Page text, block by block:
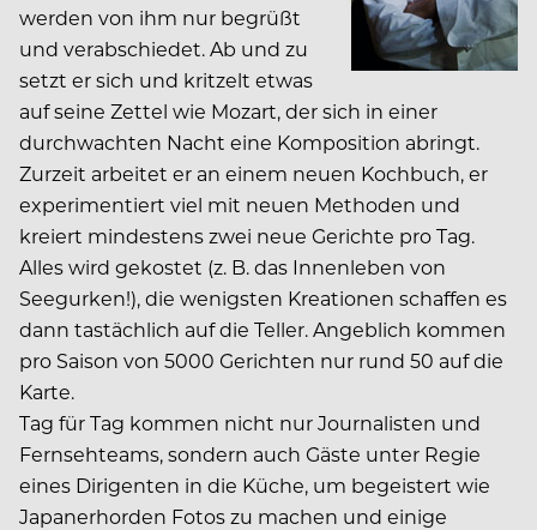
werden von ihm nur begrüßt
und verabschiedet. Ab und zu
setzt er sich und kritzelt etwas
auf seine Zettel wie Mozart, der sich in einer
durchwachten Nacht eine Komposition abringt.
Zurzeit arbeitet er an einem neuen Kochbuch, er
experimentiert viel mit neuen Methoden und
kreiert mindestens zwei neue Gerichte pro Tag.
Alles wird gekostet (z. B. das Innenleben von
Seegurken!), die wenigsten Kreationen schaffen es
dann tastächlich auf die Teller. Angeblich kommen
pro Saison von 5000 Gerichten nur rund 50 auf die
Karte.
Tag für Tag kommen nicht nur Journalisten und
Fernsehteams, sondern auch Gäste unter Regie
eines Dirigenten in die Küche, um begeistert wie
Japanerhorden Fotos zu machen und einige